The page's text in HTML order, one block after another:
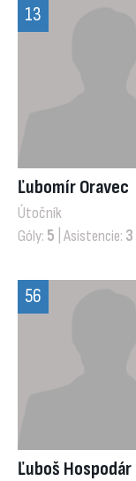
13
Ľubomír Oravec
Útočník
Góly: 5 | Asistencie: 3
56
Ľuboš Hospodár